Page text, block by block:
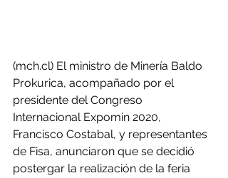
(mch.cl) El ministro de Minería Baldo
Prokurica, acompañado por el
presidente del Congreso
Internacional Expomin 2020,
Francisco Costabal, y representantes
de Fisa, anunciaron que se decidió
postergar la realización de la feria